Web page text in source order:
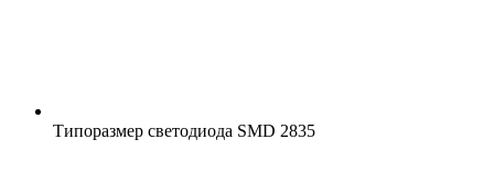
Типоразмер светодиода SMD 2835